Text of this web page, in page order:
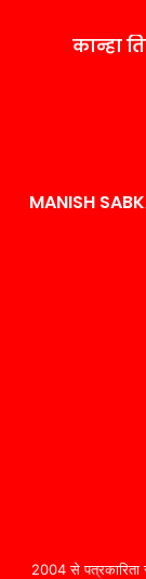
कान्हा
MANISH
2004 से